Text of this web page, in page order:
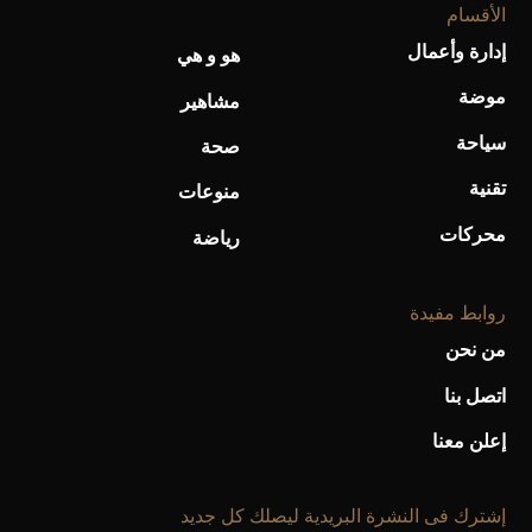
الأقسام
إدارة وأعمال
موضة
سياحة
تقنية
محركات
هو و هي
مشاهير
صحة
منوعات
رياضة
روابط مفيدة
من نحن
اتصل بنا
إعلن معنا
إشترك فى النشرة البريدية ليصلك كل جديد